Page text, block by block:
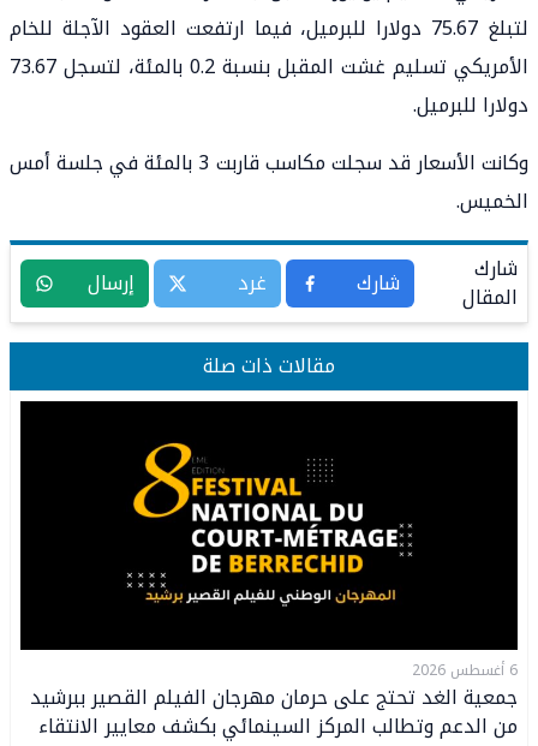
لتبلغ 75.67 دولارا للبرميل، فيما ارتفعت العقود الآجلة للخام
الأمريكي تسليم غشت المقبل بنسبة 0.2 بالمئة، لتسجل 73.67
دولارا للبرميل.
وكانت الأسعار قد سجلت مكاسب قاربت 3 بالمئة في جلسة أمس
الخميس.
شارك
المقال شارك غرد إرسال
مقالات ذات صلة
6 أغسطس 2026
جمعية الغد تحتج على حرمان مهرجان الفيلم القصير ببرشيد
من الدعم وتطالب المركز السينمائي بكشف معايير الانتقاء